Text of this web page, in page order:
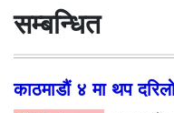
सम्बन्धित
काठमाडौं ४ मा थप